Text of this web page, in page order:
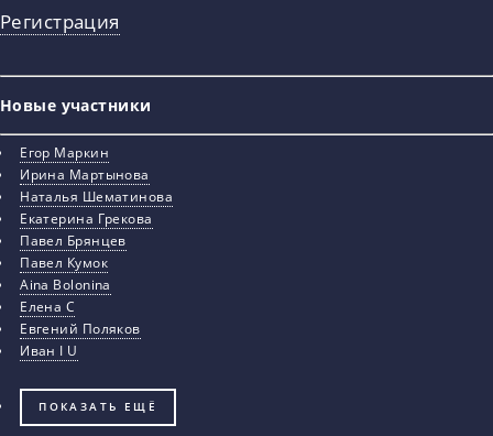
Регистрация
Новые участники
Егор Маркин
Ирина Мартынова
Наталья Шематинова
Екатерина Грекова
Павел Брянцев
Павел Кумок
Aina Bolonina
Елена С
Евгений Поляков
Иван I U
ПОКАЗАТЬ ЕЩЁ